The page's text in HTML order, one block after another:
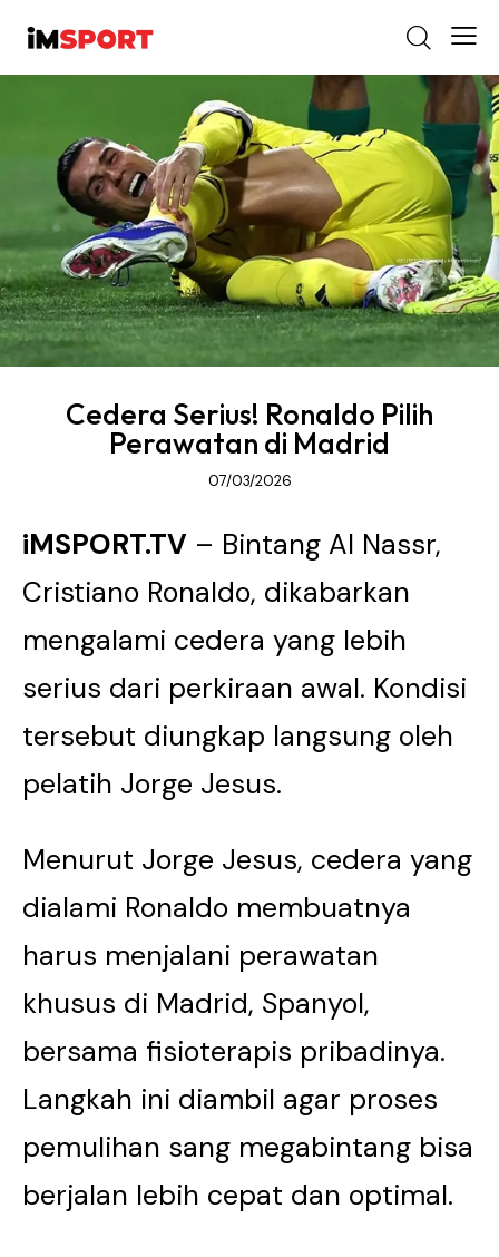
Cedera Serius! Ronaldo Pilih
Perawatan di Madrid
07/03/2026
iMSPORT.TV – Bintang Al Nassr,
Cristiano Ronaldo, dikabarkan
mengalami cedera yang lebih
serius dari perkiraan awal. Kondisi
tersebut diungkap langsung oleh
pelatih Jorge Jesus.
Menurut Jorge Jesus, cedera yang
dialami Ronaldo membuatnya
harus menjalani perawatan
khusus di Madrid, Spanyol,
bersama fisioterapis pribadinya.
Langkah ini diambil agar proses
pemulihan sang megabintang bisa
berjalan lebih cepat dan optimal.